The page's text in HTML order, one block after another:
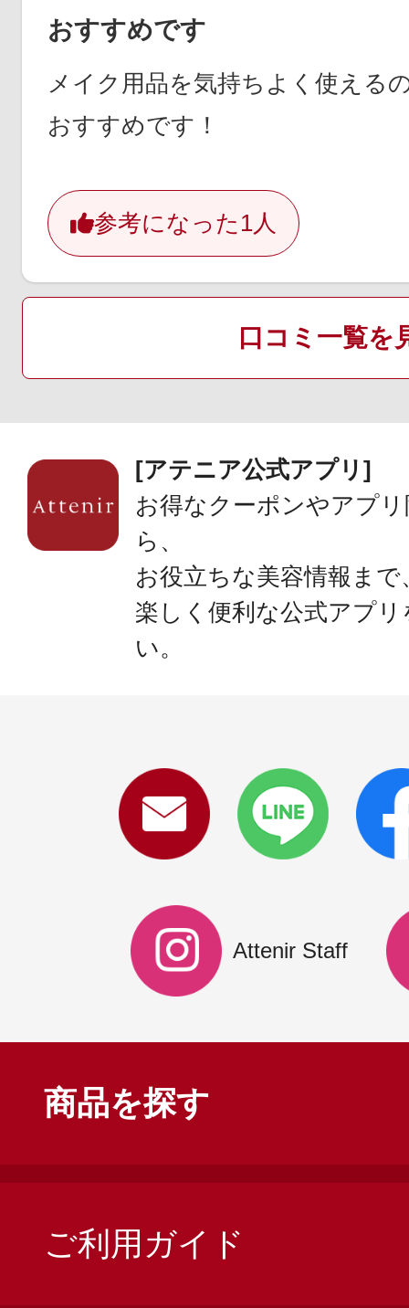
おすすめです
メイク用品を気持ちよく使える
おすすめです！
参考になった 1人
口コミ一覧を
[アテニア公式アプリ]
お得なクーポンやアプ
ら、
お役立ちな美容情報まで
楽しく便利な公式アプ
い。
Attenir Staff
商品を探す
ご利用ガイド